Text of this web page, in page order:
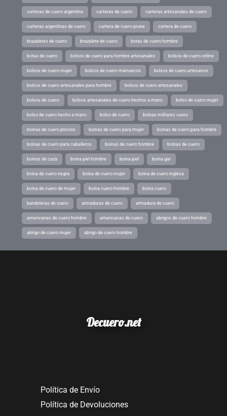
carteras de cuero argentina carteras de cuero carteras artesanales de cuero
carteras argentinas de cuero cartera de cuero prune cartera de cuero
brazaletes de cuero brazalete de cuero botas de cuero hombre
botas de cuero bolsos de cuero para hombre artesanales bolsos de cuero online
bolsos de cuero mujer bolsos de cuero marruecos bolsos de cuero artesanos
bolsos de cuero artesanales para hombre bolsos de cuero artesanales
bolsos de cuero bolsos artesanales de cuero hechos a mano bolso de cuero mujer
bolso de cuero hecho a mano bolso de cuero boinas militares cuero
boinas de cuero precios boinas de cuero para mujer boinas de cuero para hombre
boinas de cuero para caballeros boinas de cuero hombre boinas de cuero
boinas de caza boina piel hombre boina piel boina gar
boina de cuero negra boina de cuero mujer boina de cuero inglesa
boina de cuero de mujer boina cuero hombre boina cuero
bandoleras de cuero armaduras de cuero armadura de cuero
americanas de cuero hombre americanas de cuero abrigos de cuero hombre
abrigo de cuero mujer abrigo de cuero hombre
Decuero.net
Política de Envío
Política de Devoluciones